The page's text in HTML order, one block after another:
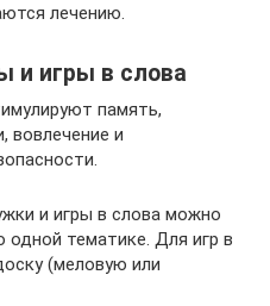
лечению.
и игры в слова
память,
вовлечение и
и игры в слова можно
одной тематике. Для игр в
(меловую или